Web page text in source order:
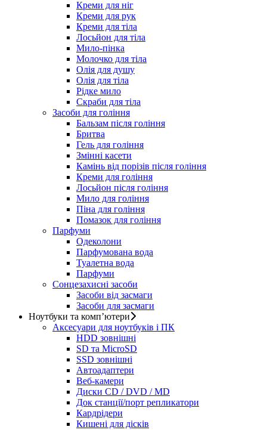
Креми для ніг
Креми для рук
Креми для тіла
Лосьйон для тіла
Мило-пінка
Молочко для тіла
Олія для душу
Олія для тіла
Рідке мило
Скраби для тіла
Засоби для гоління
Бальзам після гоління
Бритва
Гель для гоління
Змінні касети
Камінь від порізів після гоління
Креми для гоління
Лосьйон після гоління
Мило для гоління
Піна для гоління
Помазок для гоління
Парфуми
Одеколони
Парфумована вода
Туалетна вода
Парфуми
Сонцезахисні засоби
Засоби від засмаги
Засоби для засмаги
Ноутбуки та комп’ютери
Аксесуари для ноутбуків і ПК
HDD зовнішні
SD та MicroSD
SSD зовнішні
Автоадаптери
Веб-камери
Диски CD / DVD / MD
Док станції/порт репликатори
Кардрідери
Кишені для дісків